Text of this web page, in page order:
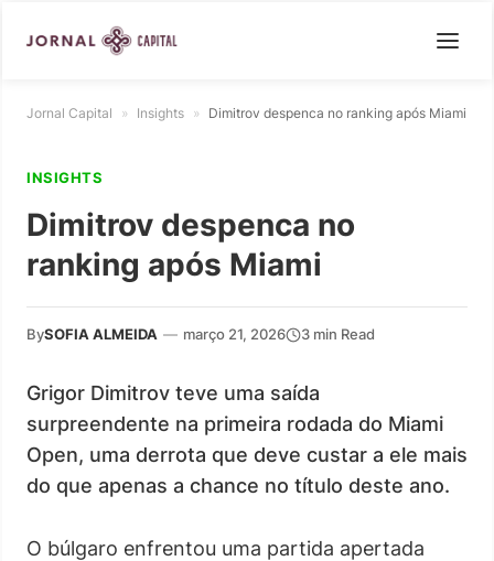
Jornal Capital » Insights » Dimitrov despenca no ranking após Miami
INSIGHTS
Dimitrov despenca no
ranking após Miami
BySOFIA ALMEIDA — março 21, 2026 3 min Read
Grigor Dimitrov teve uma saída
surpreendente na primeira rodada do Miami
Open, uma derrota que deve custar a ele mais
do que apenas a chance no título deste ano.
O búlgaro enfrentou uma partida apertada